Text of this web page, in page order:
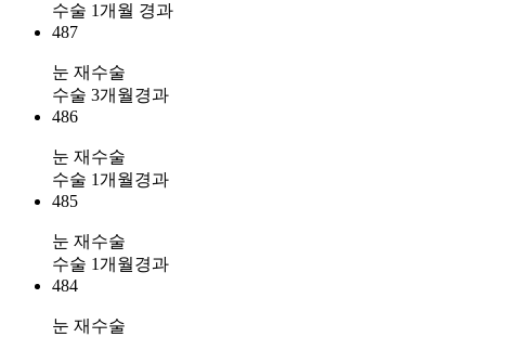
수술 1개월 경과
487
눈 재수술
수술 3개월경과
486
눈 재수술
수술 1개월경과
485
눈 재수술
수술 1개월경과
484
눈 재수술